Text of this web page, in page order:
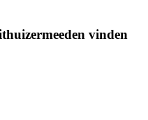
vinden